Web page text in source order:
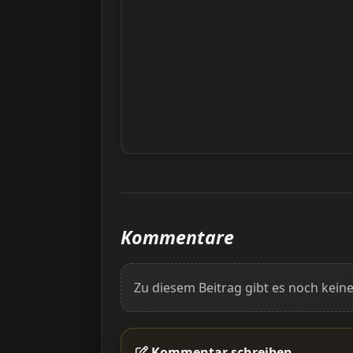
Kommentare
Zu diesem Beitrag gibt es noch